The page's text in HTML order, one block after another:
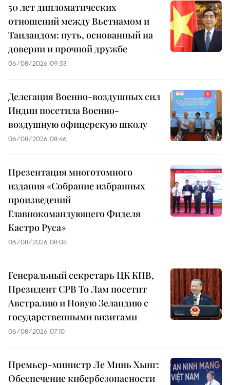
50 лет дипломатических
отношений между Вьетнамом и
Таиландом: путь, основанный на
доверии и прочной дружбе
06/08/2026 09:53
Делегация Военно-воздушных сил
Индии посетила Военно-
воздушную офицерскую школу
06/08/2026 08:46
Презентация многотомного
издания «Собрание избранных
произведений
Главнокомандующего Фиделя
Кастро Руса»
06/08/2026 08:08
Генеральный секретарь ЦК КПВ,
Президент СРВ То Лам посетит
Австралию и Новую Зеландию с
государственными визитами
06/08/2026 07:10
Премьер-министр Ле Минь Хынг:
Обеспечение кибербезопасности